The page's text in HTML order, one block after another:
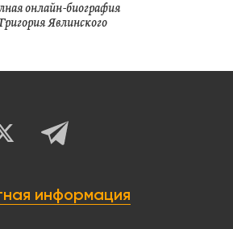
онлайн-биография
Явлинского
информация